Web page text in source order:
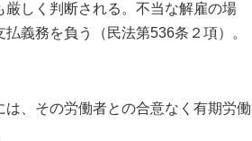
しく判断される。不当な解雇の場
義務を負う（民法第536条２項）。
、その労働者との合意なく有期労働